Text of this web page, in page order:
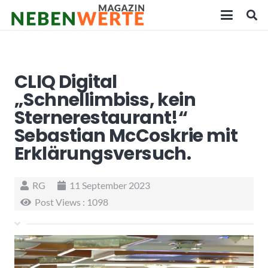
CLIQ Digital
„Schnellimbiss, kein
Sternerestaurant!“
Sebastian McCoskrie mit
Erklärungsversuch.
RG
11 September 2023
Post Views : 1098